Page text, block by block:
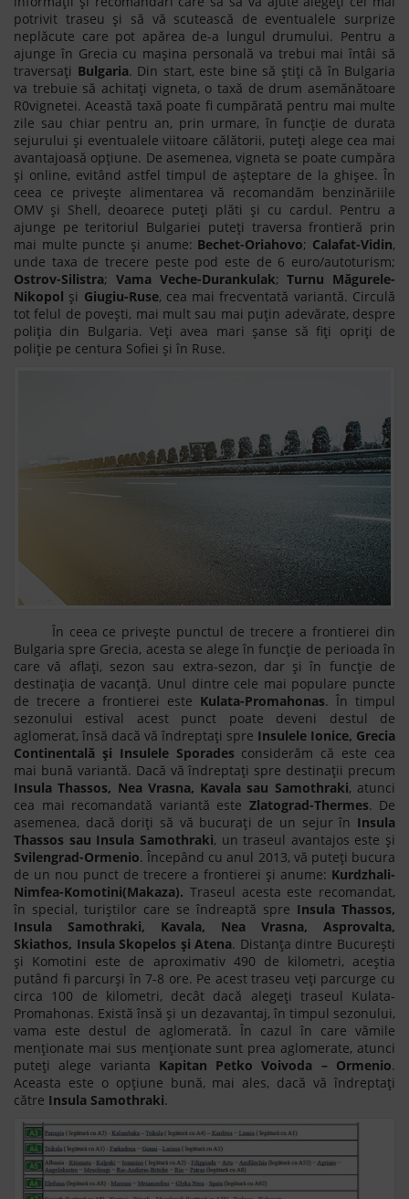
potrivit traseu și să vă scutească de eventualele surprize
neplăcute care pot apărea de-a lungul drumului. Pentru a
ajunge în Grecia cu mașina personală va trebui mai întâi să
traversați Bulgaria. Din start, este bine să știți că în Bulgaria
va trebuie să achitați vigneta, o taxă de drum asemănătoare
R0vignetei. Această taxă poate fi cumpărată pentru mai multe
zile sau chiar pentru an, prin urmare, în funcție de durata
sejurului și eventualele viitoare călătorii, puteți alege cea mai
avantajoasă opțiune. De asemenea, vigneta se poate cumpăra
și online, evitând astfel timpul de așteptare de la ghișee. În
ceea ce privește alimentarea vă recomandăm benzinăriile
OMV și Shell, deoarece puteți plăti și cu cardul. Pentru a
ajunge pe teritoriul Bulgariei puteți traversa frontieră prin
mai multe puncte și anume: Bechet-Oriahovo; Calafat-Vidin,
unde taxa de trecere peste pod este de 6 euro/autoturism;
Ostrov-Silistra; Vama Veche-Durankulak;Turnu Măgurele-
Nikopol și Giugiu-Ruse, cea mai frecventată variantă. Circulă
tot felul de povești, mai mult sau mai puțin adevărate, despre
poliția din Bulgaria. Veți avea mari șanse să fiți opriți de
poliție pe centura Sofiei și în Ruse.
În ceea ce privește punctul de trecere a frontierei din
Bulgaria spre Grecia, acesta se alege în funcție de perioada în
care vă aflați, sezon sau extra-sezon, dar și în funcție de
destinația de vacanță. Unul dintre cele mai populare puncte
de trecere a frontierei este Kulata-Promahonas. În timpul
sezonului estival acest punct poate deveni destul de
aglomerat, însă dacă vă îndreptați spre Insulele Ionice, Grecia
Continentală și Insulele Sporades considerăm că este cea
mai bună variantă. Dacă vă îndreptați spre destinații precum
Insula Thassos, Nea Vrasna, Kavala sau Samothraki, atunci
cea mai recomandată variantă este Zlatograd-Thermes. De
asemenea, dacă doriți să vă bucurați de un sejur în Insula
Thassos sau Insula Samothraki, un traseul avantajos este și
Svilengrad-Ormenio. Începând cu anul 2013, vă puteți bucura
de un nou punct de trecere a frontierei și anume: Kurdzhali-
Nimfea-Komotini(Makaza). Traseul acesta este recomandat,
în special, turiștilor care se îndreaptă spre Insula Thassos,
Insula Samothraki, Kavala, Nea Vrasna, Asprovalta,
Skiathos, Insula Skopelos și Atena. Distanța dintre București
și Komotini este de aproximativ 490 de kilometri, aceștia
putând fi parcurși în 7-8 ore. Pe acest traseu veți parcurge cu
circa 100 de kilometri, decât dacă alegeți traseul Kulata-
Promahonas. Există însă și un dezavantaj, în timpul sezonului,
vama este destul de aglomerată. În cazul în care vămile
menționate mai sus menționate sunt prea aglomerate, atunci
puteți alege varianta Kapitan Petko Voivoda – Ormenio.
Aceasta este o opțiune bună, mai ales, dacă vă îndreptați
către Insula Samothraki.